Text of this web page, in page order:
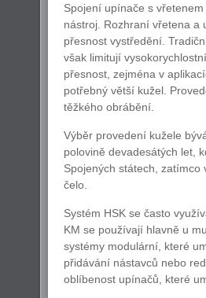
Spojení upínače s
nástroj. Rozhraní vřetena a
přesnost vystředění.
však limitují
přesnost, zejména v
potřebný větší kužel.
těžkého obrábění.
Výběr provedení kužele
polovině devadesátých let,
Spojených státech, zatímco
čelo.
Systém HSK se často
KM se používají hlavně u
systémy modulární, které
přidávání nástavců nebo
oblíbenost upínačů, které